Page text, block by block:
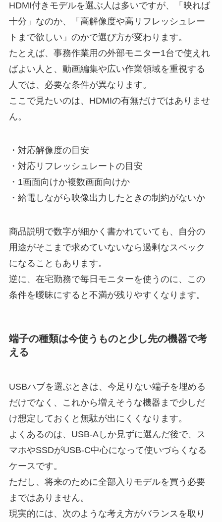
HDMI付きモデルを選ぶ人は多いですが、「映れば
十分」なのか、「高解像度や高リフレッシュレー
トまで欲しい」のかで選び方が変わります。
たとえば、事務作業用の外部モニター1台で使えれ
ばよい人と、動画編集や広い作業領域を重視する
人では、必要な条件が異なります。
ここで見たいのは、HDMIの有無だけではありませ
ん。
・対応解像度の目安
・対応リフレッシュレートの目安
・1画面向けか複数画面向けか
・給電しながら映像出力したときの制約がないか
商品説明で数字が細かく書かれていても、自分の
用途がそこまで求めていないなら過剰なスペック
になることもあります。
逆に、在宅勤務で毎日モニターを使うのに、この
条件を曖昧にすると不満が残りやすくなります。
端子の種類は今使うものと少し先の機器で考
える
USBハブを選ぶときは、今足りない端子を埋める
だけでなく、これから増えそうな機器まで少しだ
け想定しておくと無駄が出にくくなります。
よくあるのは、USB-Aしか見ずに選んだ後で、ス
マホやSSDがUSB-C中心になって使いづらくなる
ケースです。
ただし、将来のために全部入りモデルを買う必要
まではありません。
現実的には、次のような考え方がバランスを取り